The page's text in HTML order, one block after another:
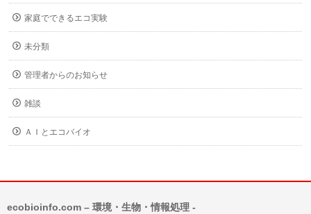
家庭でできるエコ実験
未分類
管理者からのお知らせ
雑談
ＡＩとエコバイオ
ecobioinfo.com – 環境・生物・情報処理 -